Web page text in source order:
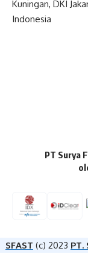
Kuningan, DKI
Indonesia
PT Surya
SFAST (c) 2023 PT.